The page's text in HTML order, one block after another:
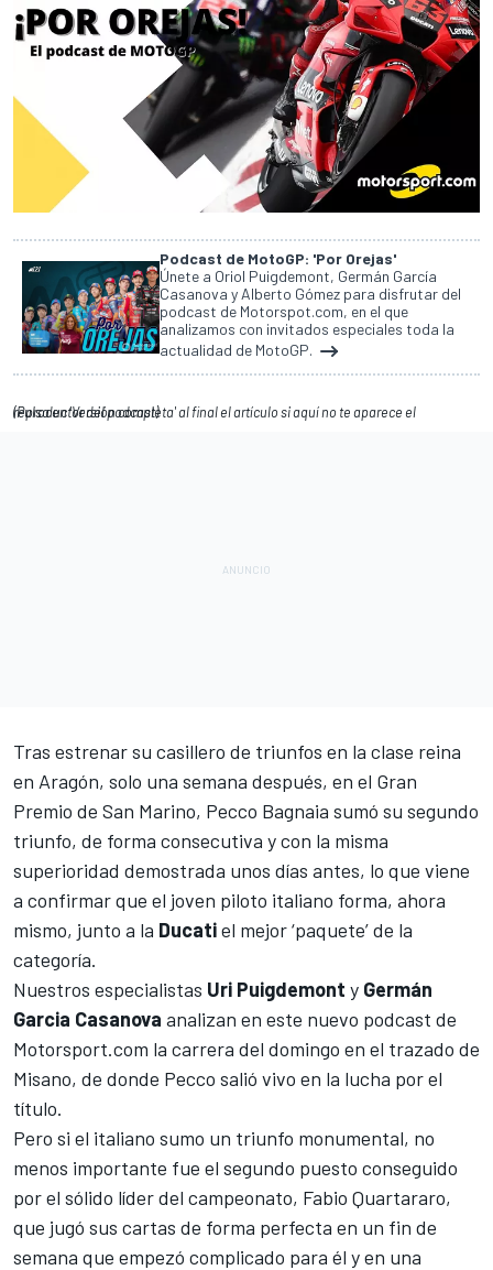
Podcast de MotoGP: 'Por Orejas'
Únete a Oriol Puigdemont, Germán García
Casanova y Alberto Gómez para disfrutar del
podcast de Motorspot.com, en el que
analizamos con invitados especiales toda la
actualidad de MotoGP.
(Pulsa en 'Versión completa' al final el artículo si aquí no te aparece el reproductor del podcast)
Tras estrenar su casillero de triunfos en la clase reina
en Aragón, solo una semana después, en el Gran
Premio de San Marino, Pecco Bagnaia sumó su segundo
triunfo, de forma consecutiva y con la misma
superioridad demostrada unos días antes, lo que viene
a confirmar que el joven piloto italiano forma, ahora
mismo, junto a la Ducatiel mejor ‘paquete’ de la
categoría.
Nuestros especialistas Uri Puigdemont y Germán
Garcia Casanova analizan en este nuevo podcast de
Motorsport.com la carrera del domingo en el trazado de
Misano, de donde Pecco salió vivo en la lucha por el
título.
Pero si el italiano sumo un triunfo monumental, no
menos importante fue el segundo puesto conseguido
por el sólido líder del campeonato, Fabio Quartararo,
que jugó sus cartas de forma perfecta en un fin de
semana que empezó complicado para él y en una